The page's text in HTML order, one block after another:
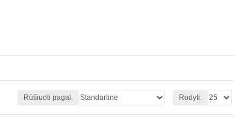
Rūšiuoti pagal: Rodyti: